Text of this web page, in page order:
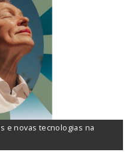
e novas tecnologias na